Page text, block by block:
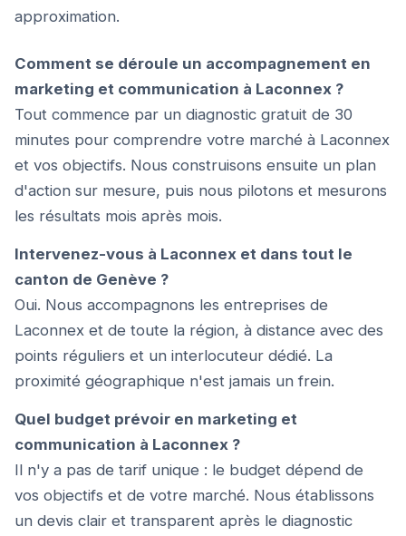
approximation.
Comment se déroule un accompagnement en
marketing et communication à Laconnex ?
Tout commence par un diagnostic gratuit de 30
minutes pour comprendre votre marché à Laconnex
et vos objectifs. Nous construisons ensuite un plan
d'action sur mesure, puis nous pilotons et mesurons
les résultats mois après mois.
Intervenez-vous à Laconnex et dans tout le
canton de Genève ?
Oui. Nous accompagnons les entreprises de
Laconnex et de toute la région, à distance avec des
points réguliers et un interlocuteur dédié. La
proximité géographique n'est jamais un frein.
Quel budget prévoir en marketing et
communication à Laconnex ?
Il n'y a pas de tarif unique : le budget dépend de
vos objectifs et de votre marché. Nous établissons
un devis clair et transparent après le diagnostic